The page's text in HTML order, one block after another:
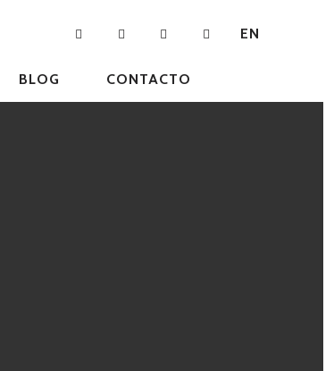
EN
BLOG CONTACTO